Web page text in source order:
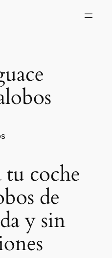
tu coche
de
y sin